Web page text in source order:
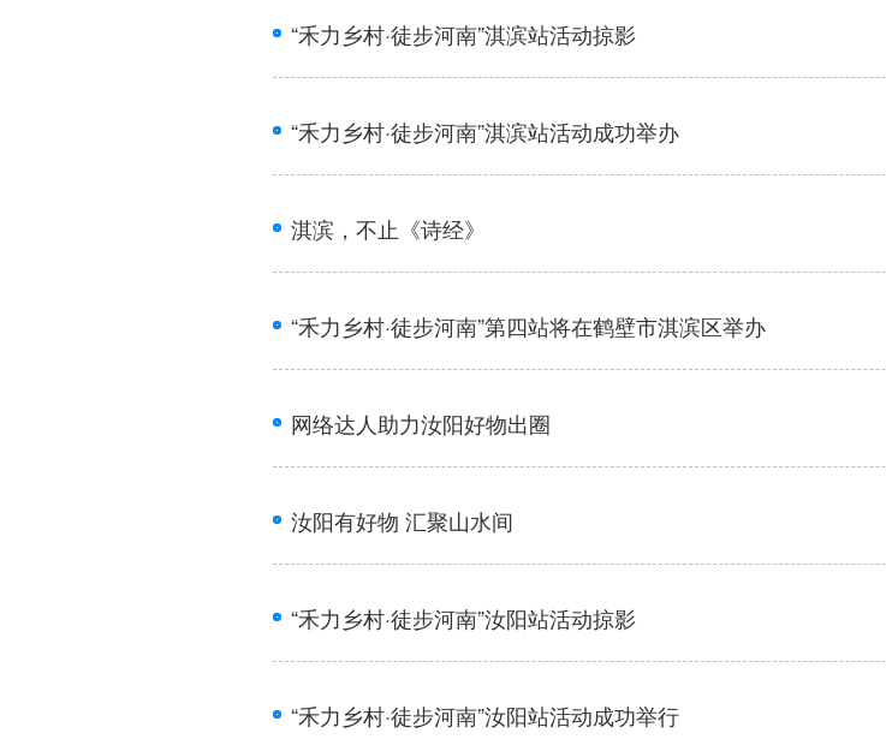
“禾力乡村·徒步河南”淇滨站活动掠影
“禾力乡村·徒步河南”淇滨站活动成功举办
淇滨，不止《诗经》
“禾力乡村·徒步河南”第四站将在鹤壁市淇滨区举办
网络达人助力汝阳好物出圈
汝阳有好物 汇聚山水间
“禾力乡村·徒步河南”汝阳站活动掠影
“禾力乡村·徒步河南”汝阳站活动成功举行